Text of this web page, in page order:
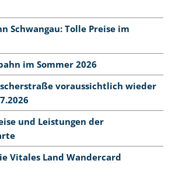
Schwangau: Tolle Preise im
im Sommer 2026
voraussichtlich wieder
und Leistungen der
Vitales Land Wandercard